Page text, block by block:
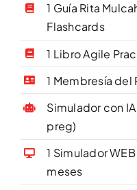
1 Guía Rita
Flashcards
1 Libro Agile
1 Membresía del
Simulador con
preg)
1 Simulador
meses